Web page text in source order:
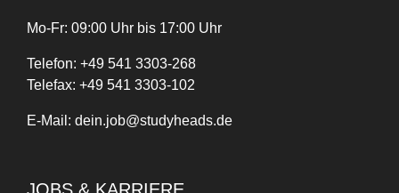
Mo-Fr: 09:00 Uhr bis 17:00 Uhr
Telefon: +49 541 3303-268
Telefax: +49 541 3303-102
E-Mail: dein.job@studyheads.de